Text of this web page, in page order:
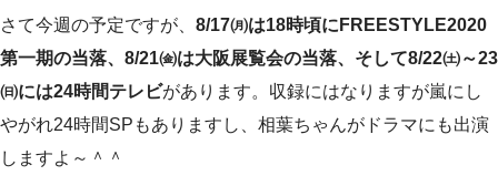
さて今週の予定ですが、 8/17㈪は18時頃にFREESTYLE2020
第一期の当落、8/21㈮は大阪展覧会の当落、そして8/22㈯～23
㈰には24時間テレビがあります。収録にはなりますが嵐にし
やがれ24時間SPもありますし、相葉ちゃんがドラマにも出演
しますよ～＾＾